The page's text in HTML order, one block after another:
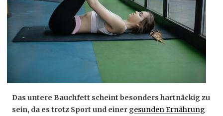
Das untere Bauchfett scheint besonders hartnäckig zu
sein, da es trotz Sport und einer gesunden Ernährung